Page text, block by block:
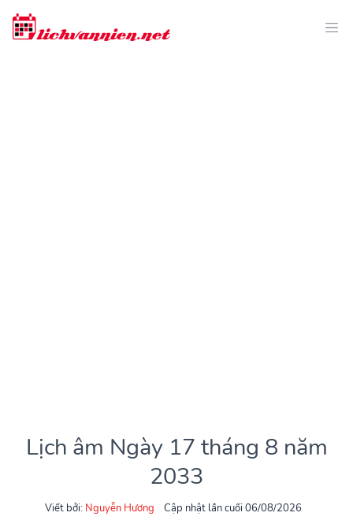
Lịch âm Ngày 17 tháng 8 năm
2033
Viết bởi: Nguyễn Hương
Cập nhật lần cuối 06/08/2026